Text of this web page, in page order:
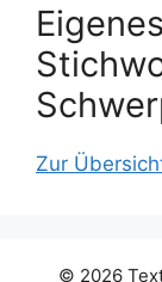
Eigenes
Zur
© 2026